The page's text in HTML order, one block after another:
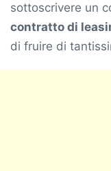
sottoscrivere un
contratto di
di fruire di